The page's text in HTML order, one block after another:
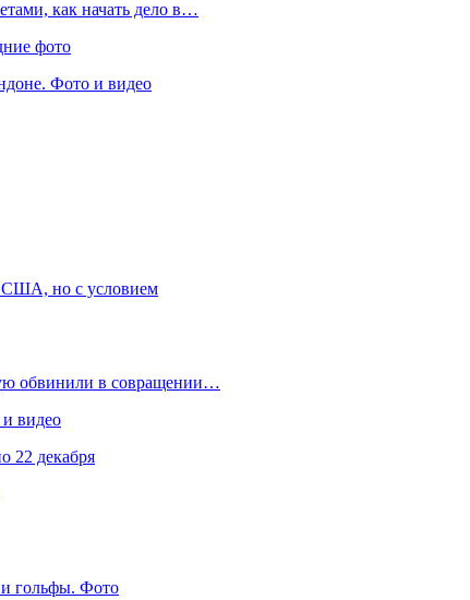
как начать дело в…
фото
Фото и видео
США, но с условием
обвинили в совращении…
и видео
22 декабря
и гольфы. Фото